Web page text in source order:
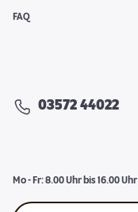
FAQ
03572 44022
Mo - Fr: 8.00 Uhr bis 16.00 Uhr